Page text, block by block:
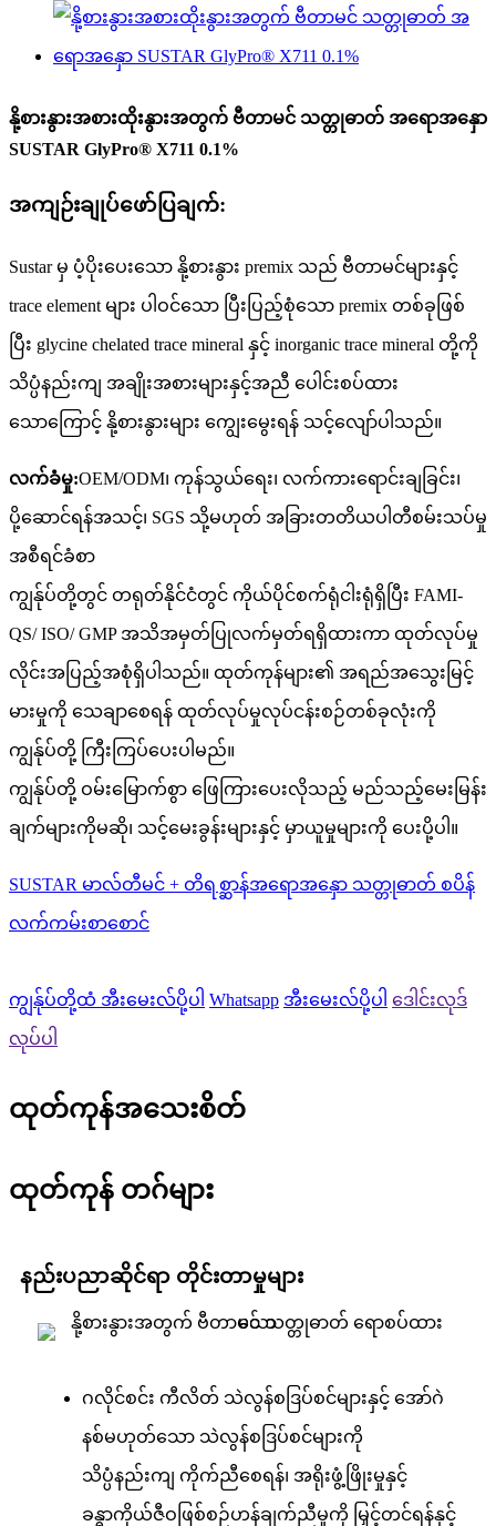
နို့စားနွားအစားထိုးနွားအတွက် ဗီတာမင် သတ္တုဓာတ် အရောအနှော
SUSTAR GlyPro® X711 0.1%
အကျဉ်းချုပ်ဖော်ပြချက်:
Sustar မှ ပံ့ပိုးပေးသော နို့စားနွား premix သည် ဗီတာမင်များနှင့်
trace element များ ပါဝင်သော ပြီးပြည့်စုံသော premix တစ်ခုဖြစ်
ပြီး glycine chelated trace mineral နှင့် inorganic trace mineral တို့ကို
သိပ္ပံနည်းကျ အချိုးအစားများနှင့်အညီ ပေါင်းစပ်ထား
သောကြောင့် နို့စားနွားများ ကျွေးမွေးရန် သင့်လျော်ပါသည်။
လက်ခံမှု:OEM/ODM၊ ကုန်သွယ်ရေး၊ လက်ကားရောင်းချခြင်း၊
ပို့ဆောင်ရန်အသင့်၊ SGS သို့မဟုတ် အခြားတတိယပါတီစမ်းသပ်မှု
အစီရင်ခံစာ
ကျွန်ုပ်တို့တွင် တရုတ်နိုင်ငံတွင် ကိုယ်ပိုင်စက်ရုံငါးရုံရှိပြီး FAMI-
QS/ ISO/ GMP အသိအမှတ်ပြုလက်မှတ်ရရှိထားကာ ထုတ်လုပ်မှု
လိုင်းအပြည့်အစုံရှိပါသည်။ ထုတ်ကုန်များ၏ အရည်အသွေးမြင့်
မားမှုကို သေချာစေရန် ထုတ်လုပ်မှုလုပ်ငန်းစဉ်တစ်ခုလုံးကို
ကျွန်ုပ်တို့ ကြီးကြပ်ပေးပါမည်။
ကျွန်ုပ်တို့ ဝမ်းမြောက်စွာ ဖြေကြားပေးလိုသည့် မည်သည့်မေးမြန်း
ချက်များကိုမဆို၊ သင့်မေးခွန်းများနှင့် မှာယူမှုများကို ပေးပို့ပါ။
SUSTAR မာလ်တီမင် + တိရစ္ဆာန်အရောအနှော သတ္တုဓာတ် စပိန်
လက်ကမ်းစာစောင်
ကျွန်ုပ်တို့ထံ အီးမေးလ်ပို့ပါ Whatsapp အီးမေးလ်ပို့ပါ ဒေါင်းလုဒ်
လုပ်ပါ
ထုတ်ကုန်အသေးစိတ်
ထုတ်ကုန် တဂ်များ
နည်းပညာဆိုင်ရာ တိုင်းတာမှုများ
ဂလိုင်စင်း ကီလိတ် သဲလွန်စဒြပ်စင်များနှင့် အော်ဂဲ
နစ်မဟုတ်သော သဲလွန်စဒြပ်စင်များကို
သိပ္ပံနည်းကျ ကိုက်ညီစေရန်၊ အရိုးဖွံ့ဖြိုးမှုနှင့်
ခန္ဓာကိုယ်ဇီဝဖြစ်စဉ်ဟန်ချက်ညီမှုကို မြှင့်တင်ရန်နှင့်